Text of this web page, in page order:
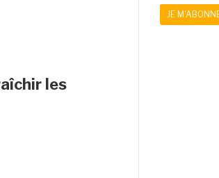
les
JE